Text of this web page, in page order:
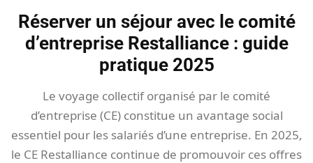
Réserver un séjour avec le comité
d’entreprise Restalliance : guide
pratique 2025
Le voyage collectif organisé par le comité
d’entreprise (CE) constitue un avantage social
essentiel pour les salariés d’une entreprise. En 2025,
le CE Restalliance continue de promouvoir ces offres